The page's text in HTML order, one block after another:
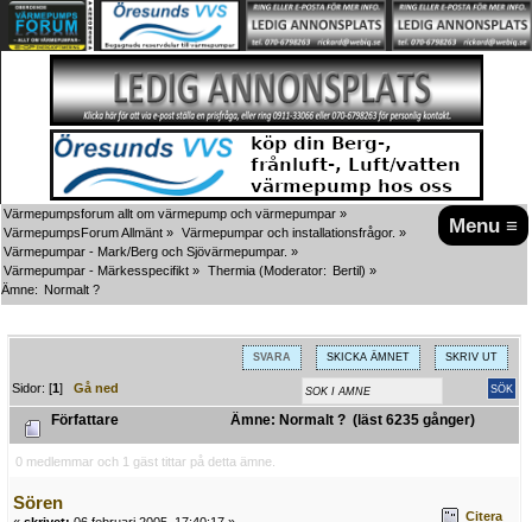
Menu ≡
Värmepumpsforum allt om värmepump och värmepumpar »
VärmepumpsForum Allmänt » Värmepumpar och installationsfrågor. »
Värmepumpar - Mark/Berg och Sjövärmepumpar. »
Värmepumpar - Märkesspecifikt » Thermia (Moderator: Bertil) »
Ämne: Normalt ?
SVARA SKICKA ÄMNET SKRIV UT
Sidor: [1]Gå ned
Författare Ämne: Normalt ? (läst 6235 gånger)
0 medlemmar och 1 gäst tittar på detta ämne.
Sören
Citera